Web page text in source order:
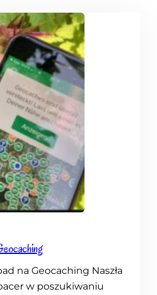
na Geocaching Naszła
w poszukiwaniu